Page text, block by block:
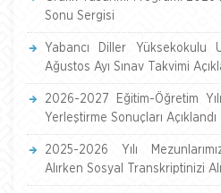
Sonu Sergisi
Yabancı Diller Yüksekokulu
Ağustos Ayı Sınav Takvimi
2026-2027 Eğitim-Öğretim
Yerleştirme Sonuçları Açıklandı
2025-2026 Yılı
Alırken Sosyal Transkriptinizi